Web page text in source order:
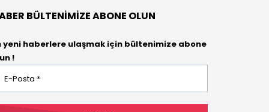
BÜLTENIMIZE ABONE OLUN
yeni haberlere ulaşmak için bültenimize abone
!